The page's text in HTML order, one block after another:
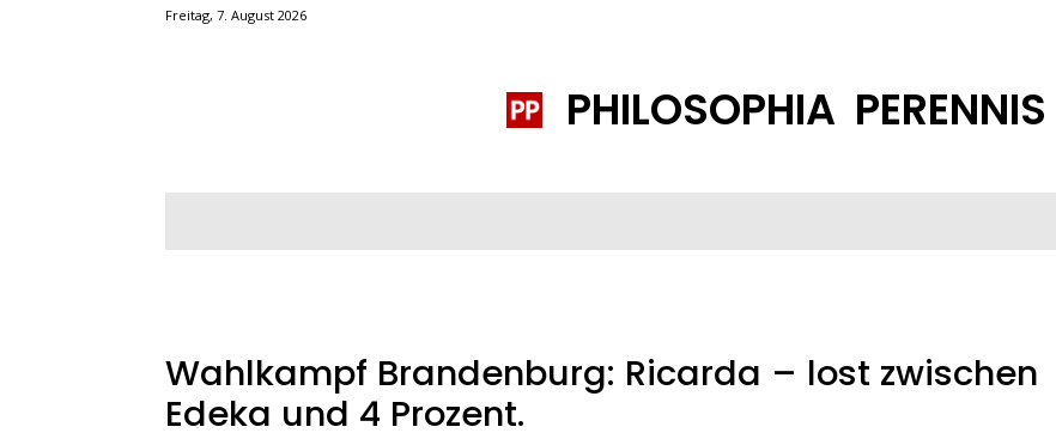
Freitag, 7. August 2026
PHILOSOPHIA PERENNIS
Wahlkampf Brandenburg: Ricarda – lost zwischen
Edeka und 4 Prozent.